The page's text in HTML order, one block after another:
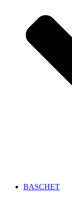
BASCHET